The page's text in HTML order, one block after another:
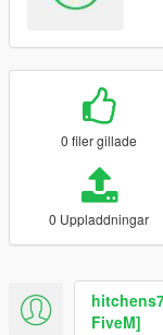
0 filer gillade
0 Uppladdningar
FiveM]